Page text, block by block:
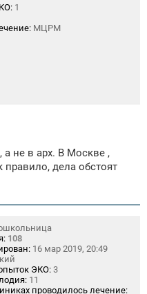
1
МЦРМ
а не в арх. В Москве ,
правило, дела обстоят
108
16 мар 2019, 20:49
ЭКО: 3
11
проводилось лечение: